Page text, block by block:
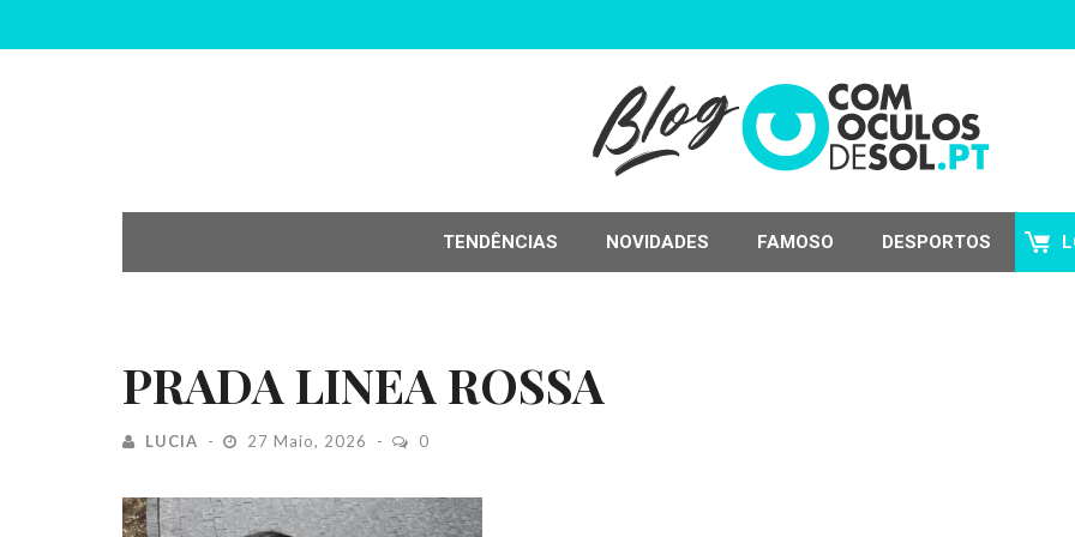
TENDÊNCIAS NOVIDADES FAMOSO DESPORTOS
PRADA LINEA ROSSA
LUCIA 27 Maio, 2026 0